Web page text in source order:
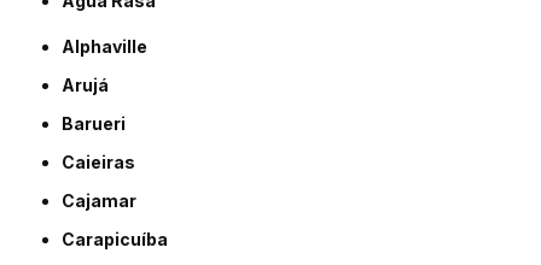
Alphaville
Arujá
Barueri
Caieiras
Cajamar
Carapicuíba